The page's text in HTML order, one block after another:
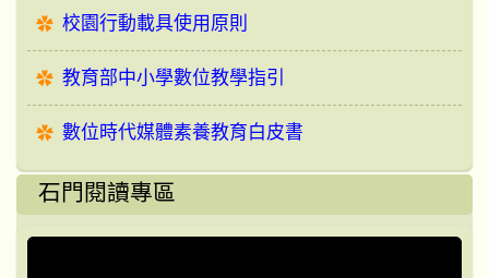
校園行動載具使用原則
教育部中小學數位教學指引
數位時代媒體素養教育白皮書
石門閱讀專區